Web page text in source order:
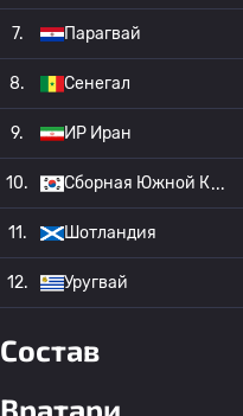
7. Парагвай
8. Сенегал
9. ИР Иран
10. Сборная Южной К
11. Шотландия
12. Уругвай
Состав
Вратари